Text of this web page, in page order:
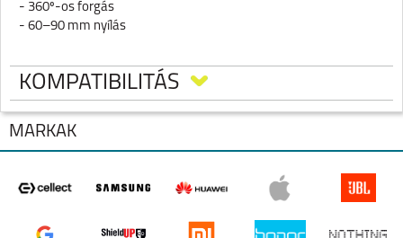
- 360º-os forgás
- 60–90 mm nyílás
KOMPATIBILITÁS
ALCATEL 3 ALCATEL 1S IPHONE 17 PRO MAX
MÁRKÁK